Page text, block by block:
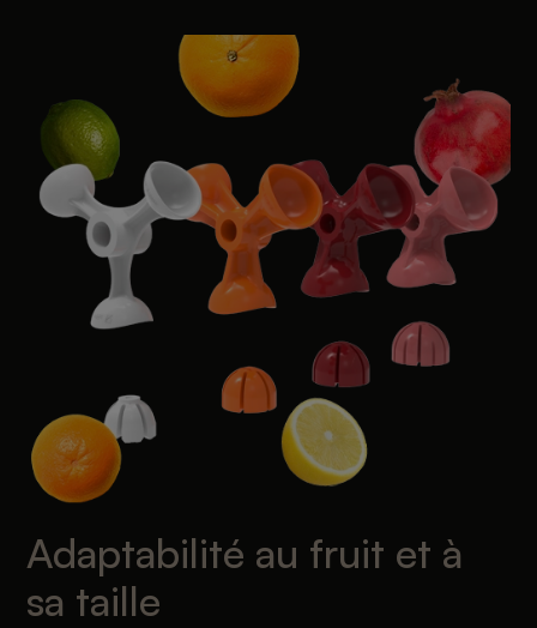
Adaptabilité au fruit et à
sa taille